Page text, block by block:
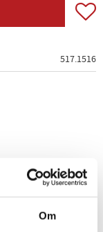
Om
517.1516